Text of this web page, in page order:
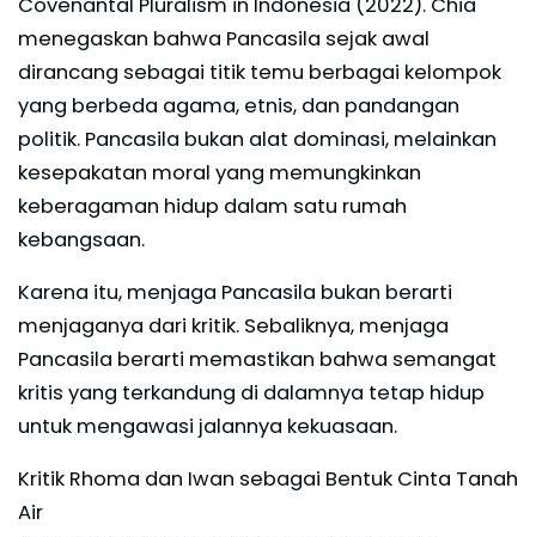
menegaskan bahwa Pancasila sejak awal
dirancang sebagai titik temu berbagai kelompok
yang berbeda agama, etnis, dan pandangan
politik. Pancasila bukan alat dominasi, melainkan
kesepakatan moral yang memungkinkan
keberagaman hidup dalam satu rumah
kebangsaan.
Karena itu, menjaga Pancasila bukan berarti
menjaganya dari kritik. Sebaliknya, menjaga
Pancasila berarti memastikan bahwa semangat
kritis yang terkandung di dalamnya tetap hidup
untuk mengawasi jalannya kekuasaan.
Kritik Rhoma dan Iwan sebagai Bentuk Cinta Tanah
Air